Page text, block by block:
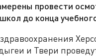
провести
до конца
и Твери